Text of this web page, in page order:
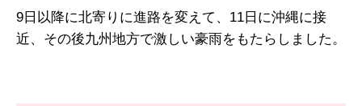
9日以降に北寄りに進路を変えて、11日に沖縄に接
近、その後九州地方で激しい豪雨をもたらしました。